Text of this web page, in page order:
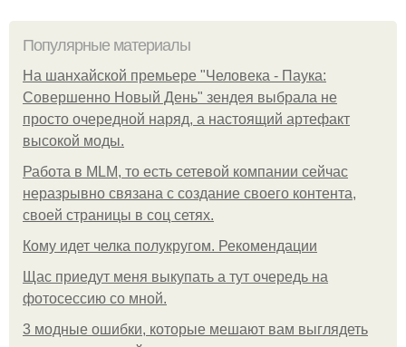
Популярные материалы
На шанхайской премьере "Человека - Паука:
Совершенно Новый День" зендея выбрала не
просто очередной наряд, а настоящий артефакт
высокой моды.
Работа в MLM, то есть сетевой компании сейчас
неразрывно связана с создание своего контента,
своей страницы в соц сетях.
Кому идет челка полукругом. Рекомендации
Щас приедут меня выкупать а тут очередь на
фотосессию со мной.
3 модные ошибки, которые мешают вам выглядеть